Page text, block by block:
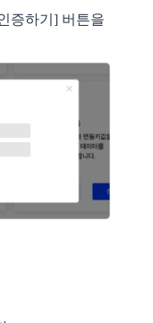
증하기] 버튼을